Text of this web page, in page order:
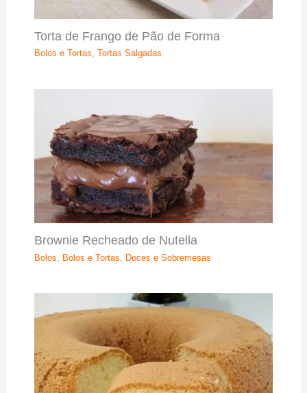
Torta de Frango de Pão de Forma
Bolos e Tortas, Tortas Salgadas
Brownie Recheado de Nutella
Bolos Bolos e Tortas Doces e Sobremesas